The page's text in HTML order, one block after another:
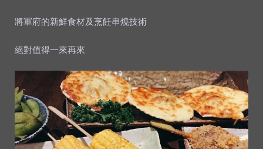
將軍府的新鮮食材及烹飪串燒技術
絕對值得一來再來